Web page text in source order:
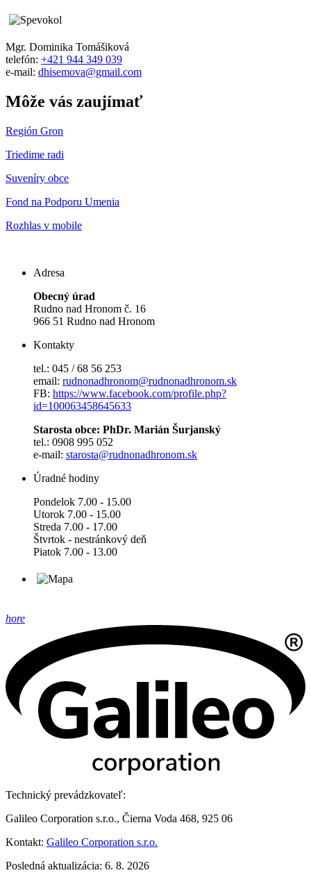
Mgr. Dominika Tomášiková
telefón: +421 944 349 039
e-mail: dhisemova@gmail.com
Môže vás zaujímať
Región Gron
Triedime radi
Suveníry obce
Fond na Podporu Umenia
Rozhlas v mobile
Adresa
Obecný úrad
Rudno nad Hronom č. 16
966 51 Rudno nad Hronom
Kontakty
tel.: 045 / 68 56 253
email: rudnonadhronom@rudnonadhronom.sk
FB: https://www.facebook.com/profile.php?
id=100063458645633
Starosta obce: PhDr. Marián Šurjanský
tel.: 0908 995 052
e-mail: starosta@rudnonadhronom.sk
Úradné hodiny
Pondelok 7.00 - 15.00
Utorok 7.00 - 15.00
Streda 7.00 - 17.00
Štvrtok - nestránkový deň
Piatok 7.00 - 13.00
hore
Technický prevádzkovateľ:
Galileo Corporation s.r.o., Čierna Voda 468, 925 06
Kontakt: Galileo Corporation s.r.o.
Posledná aktualizácia: 6. 8. 2026